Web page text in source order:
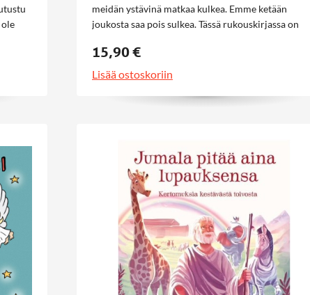
meidän ystävinä matkaa kulkea. Emme ketään
joukosta saa pois sulkea. Tässä rukouskirjassa on
itselleen niitä tärkeitä rukouksia, jotka seuraavat
läpi elämän. Kirjassa on 55 rukousta päivän eri
15,90 €
Lisää ostoskoriin